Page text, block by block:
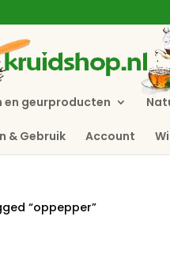
en geurproducten
& Gebruik Account
“oppepper”